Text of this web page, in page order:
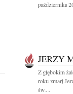
października
JERZY
Z głębokim
roku zmarł
św....